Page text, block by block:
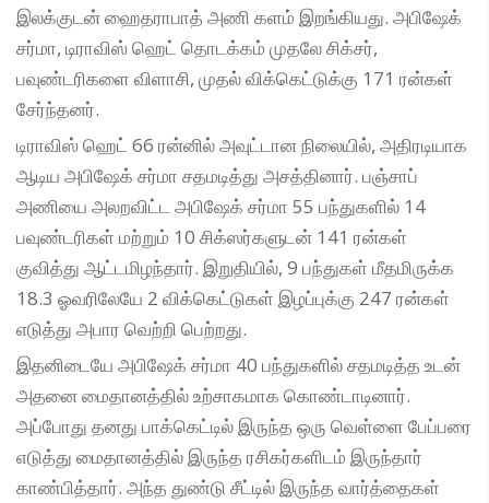
இலக்குடன் ஹைதராபாத் அணி களம் இறங்கியது. அபிஷேக்
சர்மா, டிராவிஸ் ஹெட் தொடக்கம் முதலே சிக்சர்,
பவுண்டரிகளை விளாசி, முதல் விக்கெட்டுக்கு 171 ரன்கள்
சேர்ந்தனர்.
டிராவிஸ் ஹெட் 66 ரன்னில் அவுட்டான நிலையில், அதிரடியாக
ஆடிய அபிஷேக் சர்மா சதமடித்து அசத்தினார். பஞ்சாப்
அணியை அலறவிட்ட அபிஷேக் சர்மா 55 பந்துகளில் 14
பவுண்டரிகள் மற்றும் 10 சிக்ஸர்களுடன் 141 ரன்கள்
குவித்து ஆட்டமிழந்தார். இறுதியில், 9 பந்துகள் மீதமிருக்க
18.3 ஓவரிலேயே 2 விக்கெட்டுகள் இழப்புக்கு 247 ரன்கள்
எடுத்து அபார வெற்றி பெற்றது.
இதனிடையே அபிஷேக் சர்மா 40 பந்துகளில் சதமடித்த உடன்
அதனை மைதானத்தில் உற்சாகமாக கொண்டாடினார்.
அப்போது தனது பாக்கெட்டில் இருந்த ஒரு வெள்ளை பேப்பரை
எடுத்து மைதானத்தில் இருந்த ரசிகர்களிடம் இருந்தார்
காண்பித்தார். அந்த துண்டு சீட்டில் இருந்த வார்த்தைகள்